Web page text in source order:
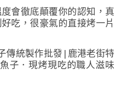
會徹底顛覆你的認知，真
吃，很豪氣的直接烤一片